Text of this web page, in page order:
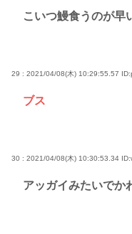
こいつ鰻食うのが早
29 : 2021/04/08(木) 10:29:55.57
ブス
30 : 2021/04/08(木) 10:30:53.34
アッガイみたいでか